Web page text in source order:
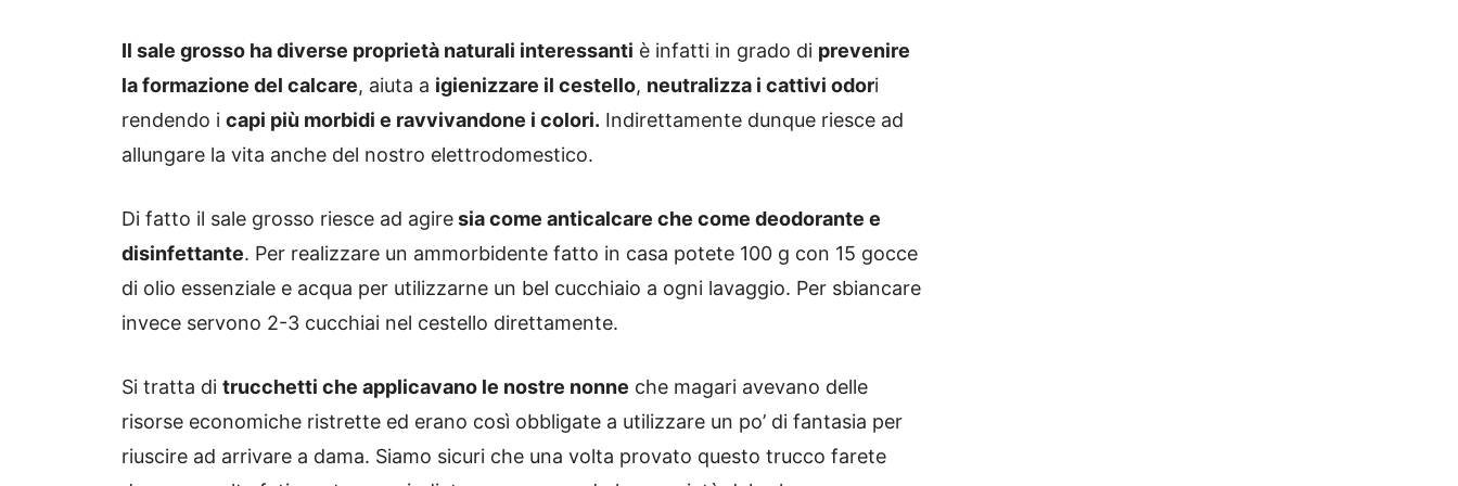
Il sale grosso ha diverse proprietà naturali interessanti è infatti in grado di prevenire
la formazione del calcare, aiuta a igienizzare il cestello, neutralizza i cattivi odori
rendendo i capi più morbidi e ravvivandone i colori. Indirettamente dunque riesce ad
allungare la vita anche del nostro elettrodomestico.
Di fatto il sale grosso riesce ad agiresia come anticalcare che come deodorante e
disinfettante. Per realizzare un ammorbidente fatto in casa potete 100 g con 15 gocce
di olio essenziale e acqua per utilizzarne un bel cucchiaio a ogni lavaggio. Per sbiancare
invece servono 2-3 cucchiai nel cestello direttamente.
Si tratta di trucchetti che applicavano le nostre nonne che magari avevano delle
risorse economiche ristrette ed erano così obbligate a utilizzare un po’ di fantasia per
riuscire ad arrivare a dama. Siamo sicuri che una volta provato questo trucco farete